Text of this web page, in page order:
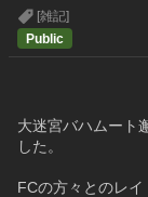
[雑記]
Public
大迷宮バハムート
した。
FCの方々とのレイ